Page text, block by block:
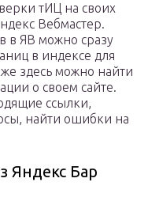
тИЦ на своих
Вебмастер.
в ЯВ можно сразу
в индексе для
здесь можно найти
о своем сайте.
ссылки,
найти ошибки на
Яндекс Бар